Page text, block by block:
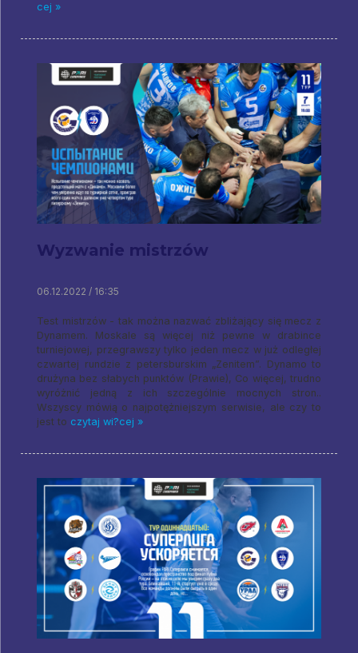
cej »
Wyzwanie mistrzów
06.12.2022 / 16:35
Test mistrzów - tak można nazwać zbliżający się mecz z
Dynamem. Moskale są więcej niż pewne w drabince
turniejowej, przegrawszy tylko jeden mecz w już odległej
czwartej rundzie z petersburskim „Zenitem”. Dynamo to
drużyna bez słabych punktów (Prawie), Co więcej, trudno
wyróżnić jedną z ich szczególnie mocnych stron..
Wszyscy mówią o najpotężniejszym serwisie, ale czy to
jest to czytaj wi?cej »